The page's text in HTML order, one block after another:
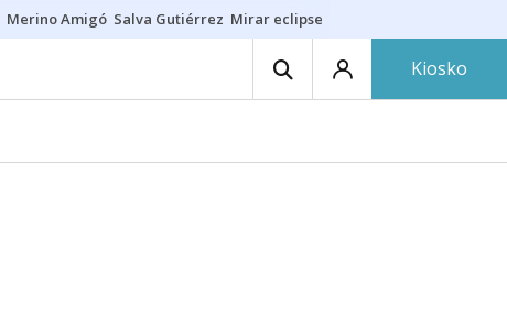
Merino Amigó Salva Gutiérrez Mirar eclipse
Kiosko